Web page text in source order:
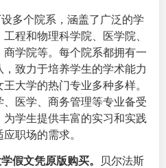
多个院系，涵盖了广泛的学
程和物理科学院、医学院、
学院等。每个院系都拥有一
致力于培养学生的学术能力
王大学的热门专业多种多样。
医学、商务管理等专业备受
学生提供丰富的实习和实践
职场的需求。
文凭原版购买。
贝尔法斯